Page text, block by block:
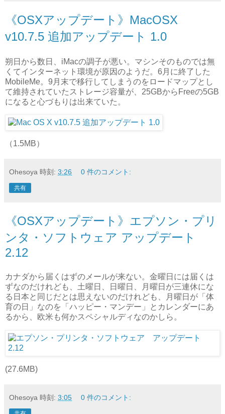
《OSXアップデート》MacOSX
v10.7.5 追加アップデート 1.0
朔日から数日、iMacの調子が悪い。マシンそのものでは無
くてインターネット環境が原因のようだ。6月に終了した
MobileMe。9月末で移行してしまうのをロードマップとし
て維持されていたストレージ容量が、25GBからFreeの5GB
になると心づもりは出来ていた。
（1.5MB）
Ohesoya 時刻: 3:26 0 件のコメント:
共有
《OSXアップデート》エプソン・プリ
ンタ・ソフトウェア アップデート
2.12
カナダから届くはずのメールが来ない。金曜日には届くは
ずなのだけれども、土曜日、日曜日、月曜日が三連休にな
る日本と同じだとは思えないのだけれども、月曜日が「体
育の日」なのを「ハッピー・マンデー」とカレンダーにあ
るから、欧米も何かスペシャルディなのかしら。
(27.6MB)
Ohesoya 時刻: 3:05 0 件のコメント: